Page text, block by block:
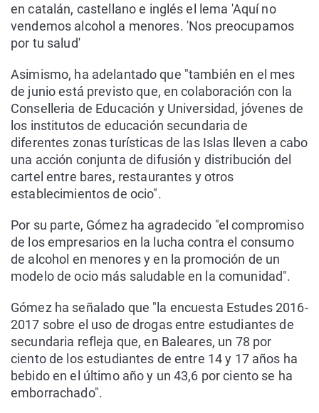
en catalán, castellano e inglés el lema 'Aquí no
vendemos alcohol a menores. 'Nos preocupamos
por tu salud'
Asimismo, ha adelantado que "también en el mes
de junio está previsto que, en colaboración con la
Conselleria de Educación y Universidad, jóvenes de
los institutos de educación secundaria de
diferentes zonas turísticas de las Islas lleven a cabo
una acción conjunta de difusión y distribución del
cartel entre bares, restaurantes y otros
establecimientos de ocio".
Por su parte, Gómez ha agradecido "el compromiso
de los empresarios en la lucha contra el consumo
de alcohol en menores y en la promoción de un
modelo de ocio más saludable en la comunidad".
Gómez ha señalado que "la encuesta Estudes 2016-
2017 sobre el uso de drogas entre estudiantes de
secundaria refleja que, en Baleares, un 78 por
ciento de los estudiantes de entre 14 y 17 años ha
bebido en el último año y un 43,6 por ciento se ha
emborrachado".